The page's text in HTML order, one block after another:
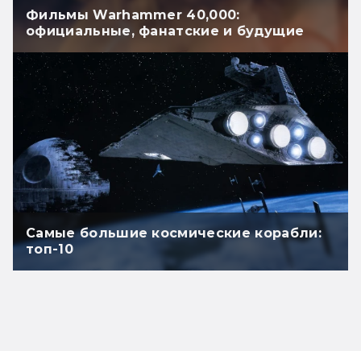
Фильмы Warhammer 40,000:
официальные, фанатские и будущие
Самые большие космические корабли:
топ-10